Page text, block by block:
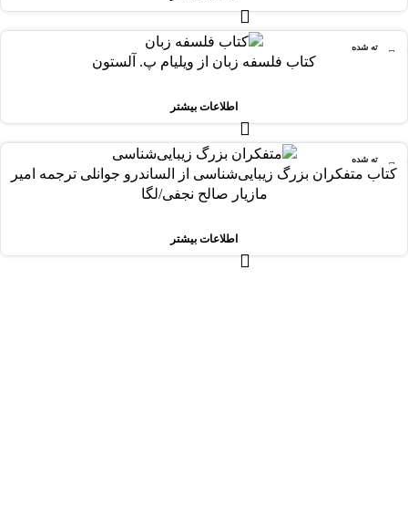
فروخته شده
کتاب ف‍ل‍س‍ف‍ه‌ زب‍ان‌ از وی‍ل‍ی‍ام‌ پ‌. آل‍س‍ت‍ون‌
اطلاعات بیشتر
فروخته شده
کتاب متفکران بزرگ زیبایی‌شناسی از الساندرو جوانلی ترجمه امیر
مازیار صالح نجفی/لگا
اطلاعات بیشتر